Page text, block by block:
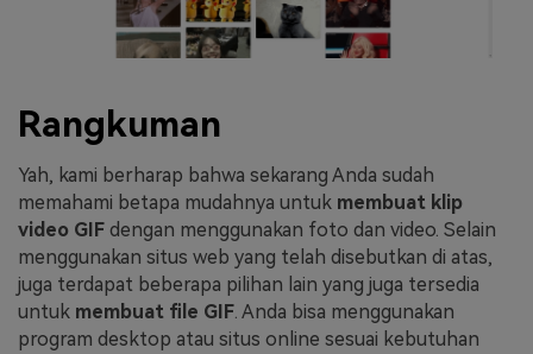
Rangkuman
Yah, kami berharap bahwa sekarang Anda sudah
memahami betapa mudahnya untuk membuat klip
video GIF dengan menggunakan foto dan video. Selain
menggunakan situs web yang telah disebutkan di atas,
juga terdapat beberapa pilihan lain yang juga tersedia
untuk membuat file GIF. Anda bisa menggunakan
program desktop atau situs online sesuai kebutuhan